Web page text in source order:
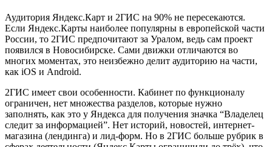
Аудитория Яндекс.Карт и 2ГИС на 90% не пересекаются.
Если Яндекс.Карты наиболее популярны в европейской части
России, то 2ГИС предпочитают за Уралом, ведь сам проект
появился в Новосибирске. Сами движки отличаются во
многих моментах, это неизбежно делит аудиторию на части,
как iOS и Android.
2ГИС имеет свои особенности. Кабинет по функционалу
ограничен, нет множества разделов, которые нужно
заполнять, как это у Яндекса для получения значка “Владелец
следит за информацией”. Нет историй, новостей, интернет-
магазина (лендинга) и лид-форм. Но в 2ГИС больше рубрик в